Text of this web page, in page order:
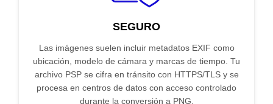
SEGURO
Las imágenes suelen incluir metadatos EXIF como
ubicación, modelo de cámara y marcas de tiempo. Tu
archivo PSP se cifra en tránsito con HTTPS/TLS y se
procesa en centros de datos con acceso controlado
durante la conversión a PNG.